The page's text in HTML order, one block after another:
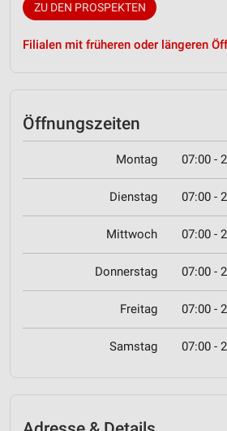
ZU DEN PROSPEKTEN
Filialen mit früheren oder längeren
Öffnungszeiten
Montag 07:00 -
Dienstag 07:00 -
Mittwoch 07:00 -
Donnerstag 07:00 -
Freitag 07:00 -
Samstag 07:00 -